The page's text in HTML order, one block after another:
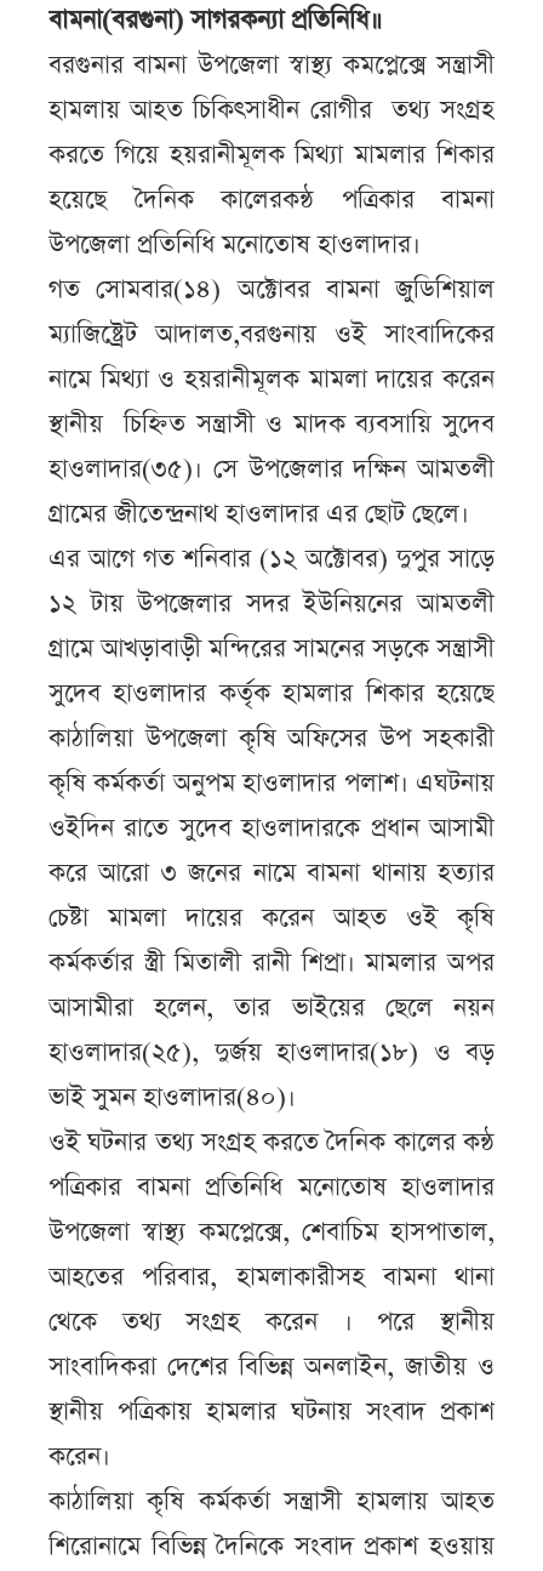
বামনা(বরগুনা) সাগরকন্যা প্রতিনিধি॥
বরগুনার বামনা উপজেলা স্বাস্থ্য কমপ্লেক্সে সন্ত্রাসী
হামলায় আহত চিকিৎসাধীন রোগীর তথ্য সংগ্রহ
করতে গিয়ে হয়রানীমূলক মিথ্যা মামলার শিকার
হয়েছে দৈনিক কালেরকন্ঠ পত্রিকার বামনা
উপজেলা প্রতিনিধি মনোতোষ হাওলাদার।
গত সোমবার(১৪) অক্টোবর বামনা জুডিশিয়াল
ম্যাজিষ্ট্রেট আদালত,বরগুনায় ওই সাংবাদিকের
নামে মিথ্যা ও হয়রানীমূলক মামলা দায়ের করেন
স্থানীয় চিহ্নিত সন্ত্রাসী ও মাদক ব্যবসায়ি সুদেব
হাওলাদার(৩৫)। সে উপজেলার দক্ষিন আমতলী
গ্রামের জীতেন্দ্রনাথ হাওলাদার এর ছোট ছেলে।
এর আগে গত শনিবার (১২ অক্টোবর) দুপুর সাড়ে
১২ টায় উপজেলার সদর ইউনিয়নের আমতলী
গ্রামে আখড়াবাড়ী মন্দিরের সামনের সড়কে সন্ত্রাসী
সুদেব হাওলাদার কর্তৃক হামলার শিকার হয়েছে
কাঠালিয়া উপজেলা কৃষি অফিসের উপ সহকারী
কৃষি কর্মকর্তা অনুপম হাওলাদার পলাশ। এঘটনায়
ওইদিন রাতে সুদেব হাওলাদারকে প্রধান আসামী
করে আরো ৩ জনের নামে বামনা থানায় হত্যার
চেষ্টা মামলা দায়ের করেন আহত ওই কৃষি
কর্মকর্তার স্ত্রী মিতালী রানী শিপ্রা। মামলার অপর
আসামীরা হলেন, তার ভাইয়ের ছেলে নয়ন
হাওলাদার(২৫), দুর্জয় হাওলাদার(১৮) ও বড়
ভাই সুমন হাওলাদার(৪০)।
ওই ঘটনার তথ্য সংগ্রহ করতে দৈনিক কালের কন্ঠ
পত্রিকার বামনা প্রতিনিধি মনোতোষ হাওলাদার
উপজেলা স্বাস্থ্য কমপ্লেক্সে, শেবাচিম হাসপাতাল,
আহতের পরিবার, হামলাকারীসহ বামনা থানা
থেকে তথ্য সংগ্রহ করেন । পরে স্থানীয়
সাংবাদিকরা দেশের বিভিন্ন অনলাইন, জাতীয় ও
স্থানীয় পত্রিকায় হামলার ঘটনায় সংবাদ প্রকাশ
করেন।
কাঠালিয়া কৃষি কর্মকর্তা সন্ত্রাসী হামলায় আহত
শিরোনামে বিভিন্ন দৈনিকে সংবাদ প্রকাশ হওয়ায়